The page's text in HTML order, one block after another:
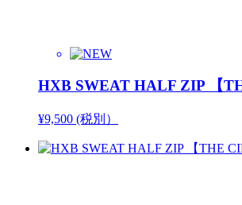
HXB SWEAT HALF ZIP 【
¥9,500 (税別）